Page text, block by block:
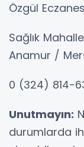
Özgül
Sağlık
Anamur /
0 (324) 814-
Unutmayın:
durumlarda